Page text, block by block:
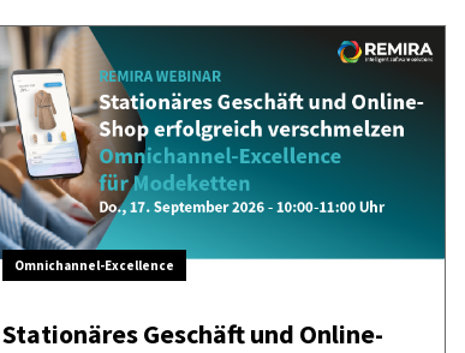
Omnichannel-Excellence
Stationäres Geschäft und Online-